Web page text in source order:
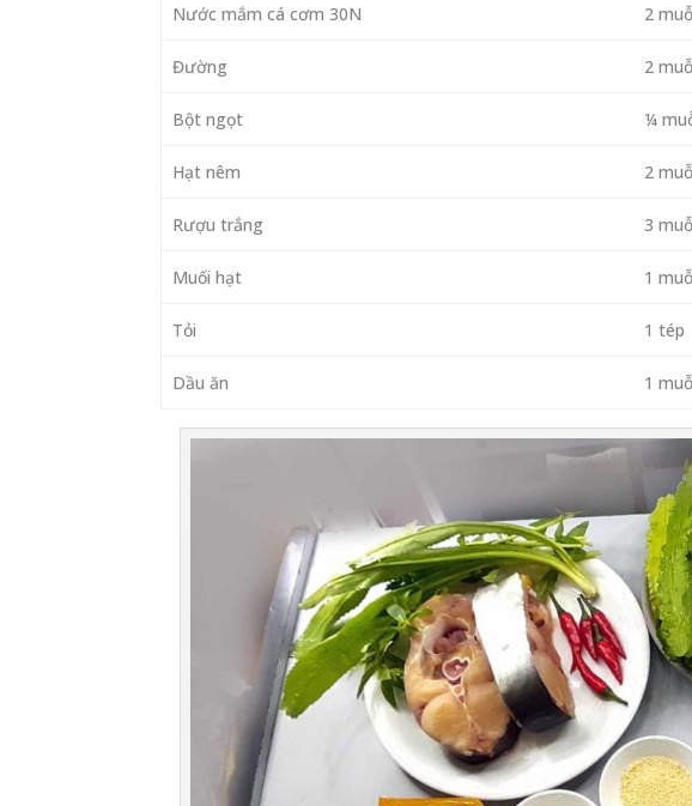
Nước mắm cá cơm 30N 2
Đường 2
Bột ngọt ¼
Hạt nêm 2
Rượu trắng 3
Muối hạt 1
Tỏi 1 tép
Dầu ăn 1